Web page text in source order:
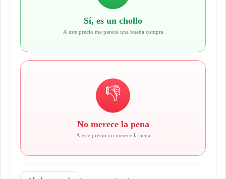
Sí, es un chollo
A este precio me parece una buena compra
👎
No merece la pena
A este precio no merece la pena